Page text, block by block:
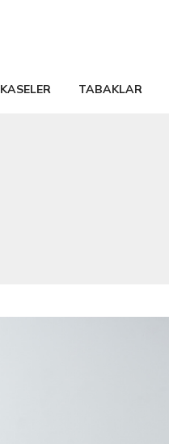
KASELER TABAKLAR